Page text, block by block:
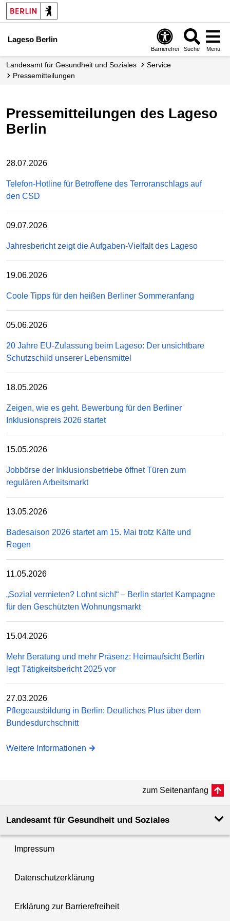
Lageso Berlin
Barrierefrei Suche Menü
Landesamt für Gesundheit und Soziales
Service
Presse­mitteilungen
Pressemitteilungen des Lageso
Berlin
28.07.2026
Telefon-Hotline für Betroffene des Terroranschlags auf
den CSD
09.07.2026
Jahresbericht zeigt die Aufgaben-Vielfalt des Lageso
19.06.2026
Coole Tipps für den heißen Berliner Sommeranfang
05.06.2026
20 Jahre EU-Zulassung beim Lageso: Der unsichtbare
Schutzschild unserer Lebensmittel
18.05.2026
Zeigen, wie es geht. Bewerbung für den Berliner
Inklusionspreis 2026 startet
15.05.2026
Jobbörse der Inklusionsbetriebe öffnet Türen zum
regulären Arbeitsmarkt
13.05.2026
Badesaison 2026 startet am 15. Mai trotz Kälte und
Regen
11.05.2026
„Sozial vermieten? Lohnt sich!“ – Berlin startet Kampagne
für den Geschützten Wohnungsmarkt
15.04.2026
Mehr Beratung und mehr Präsenz: Heimaufsicht Berlin
legt Tätigkeitsbericht 2025 vor
27.03.2026
Pflegeausbildung in Berlin: Deutliches Plus über dem
Bundesdurchschnitt
Weitere Informationen
zum Seitenanfang
Landesamt für Gesundheit und Soziales
Impressum
Datenschutzerklärung
Erklärung zur Barrierefreiheit